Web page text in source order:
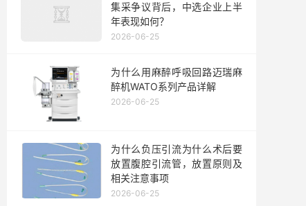
集采争议背后，中选企业上半
年表现如何？
2026-06-25
为什么用麻醉呼吸回路迈瑞麻
醉机WATO系列产品详解
2026-06-25
为什么负压引流为什么术后要
放置腹腔引流管，放置原则及
相关注意事项
2026-06-25